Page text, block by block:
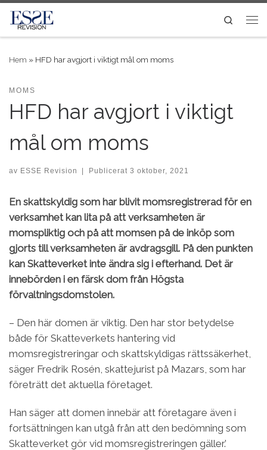
Skip to content
Search
Hem » HFD har avgjort i viktigt mål om moms
MOMS
HFD har avgjort i viktigt
mål om moms
av ESSE Revision Publicerat 3 oktober, 2021
En skattskyldig som har blivit momsregistrerad för en
verksamhet kan lita på att verksamheten är
momspliktig och på att momsen på de inköp som
gjorts till verksamheten är avdragsgill. På den punkten
kan Skatteverket inte ändra sig i efterhand. Det är
innebörden i en färsk dom från Högsta
förvaltningsdomstolen.
– Den här domen är viktig. Den har stor betydelse
både för Skatteverkets hantering vid
momsregistreringar och skattskyldigas rättssäkerhet,
säger Fredrik Rosén, skattejurist på Mazars, som har
företrätt det aktuella företaget.
Han säger att domen innebär att företagare även i
fortsättningen kan utgå från att den bedömning som
Skatteverket gör vid momsregistreringen gäller.’